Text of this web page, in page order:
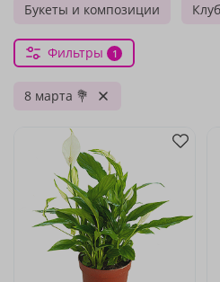
Букеты и композиции
Фильтры 1
8 марта 💐